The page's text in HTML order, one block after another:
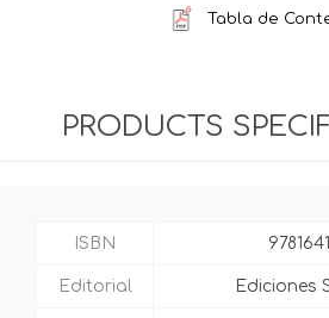
Tabla de
PRODUCTS
ISBN
Editorial Ediciones